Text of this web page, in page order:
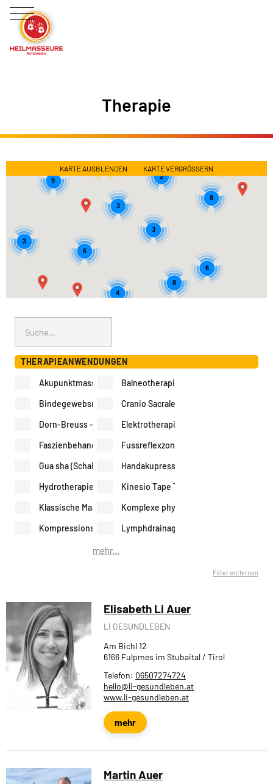
Therapie
KARTE AUSBLENDEN KARTE VERGRÖSSERN
8
32
8
6
3
2
4
3
9
6
3
THERAPIEANWENDUNGEN
Akupunktmassage
Balneotherapie
BindegewebsmassageCranio Sacrale Therapie
Dorn-Breuss - TherapieElektrotherapie
FaszienbehandlungenFussreflexzonenmassage
Gua sha (Schaben)
Handakupressur
Hydrotherapie
Kinesio Tape Therapie
Klassische Massage
Komplexe physikalische
KompressionstherapieLymphdrainage
mehr...
Filter entfernen
Elisabeth Li Auer
LI GESUNDLEBEN
Am Bichl 12
6166 Fulpmes im Stubaital / Tirol
Telefon: 06507274724
hello@li-gesundleben.at
www.li-gesundleben.at
mehr
Martin Auer